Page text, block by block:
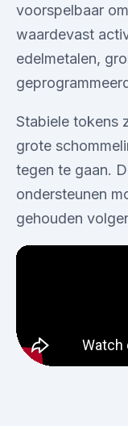
voorspelbaar
waardevast
edelmetalen,
Stabiele tokens
grote
tegen te gaan.
ondersteunen
gehouden